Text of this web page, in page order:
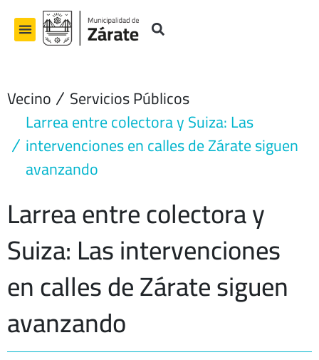
contenido
Vecino Servicios Públicos
Larrea entre colectora y Suiza: Las
intervenciones en calles de Zárate siguen
avanzando
Larrea entre colectora y
Suiza: Las intervenciones
en calles de Zárate siguen
avanzando